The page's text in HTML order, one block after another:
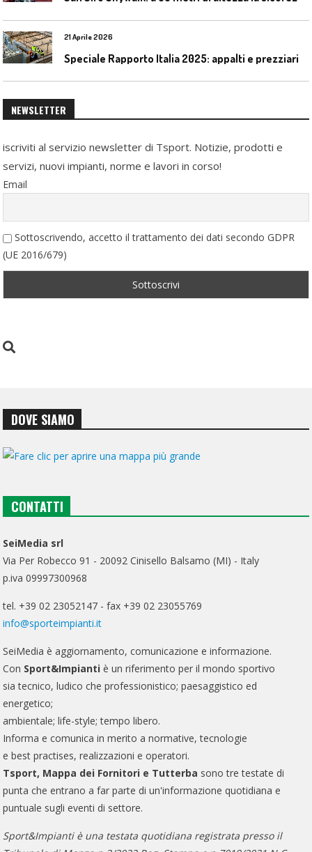
21 Aprile 2026
Speciale Rapporto Italia 2025: appalti e prezziari
NEWSLETTER
iscriviti al servizio newsletter di Tsport. Notizie, prodotti e
servizi, nuovi impianti, norme e lavori in corso!
Email
Sottoscrivendo, accetto il trattamento dei dati secondo GDPR
(UE 2016/679)
DOVE SIAMO
CONTATTI
SeiMedia srl
Via Per Robecco 91 - 20092 Cinisello Balsamo (MI) - Italy
p.iva 09997300968
tel. +39 02 23052147 - fax +39 02 23055769
info@sporteimpianti.it
SeiMedia è aggiornamento, comunicazione e informazione.
Con Sport&Impianti è un riferimento per il mondo sportivo
sia tecnico, ludico che professionistico; paesaggistico ed
energetico;
ambientale; life-style; tempo libero.
Informa e comunica in merito a normative, tecnologie
e best practises, realizzazioni e operatori.
Tsport, Mappa dei Fornitori e Tutterba sono tre testate di
punta che entrano a far parte di un'informazione quotidiana e
puntuale sugli eventi di settore.
Sport&Impianti è una testata quotidiana registrata presso il